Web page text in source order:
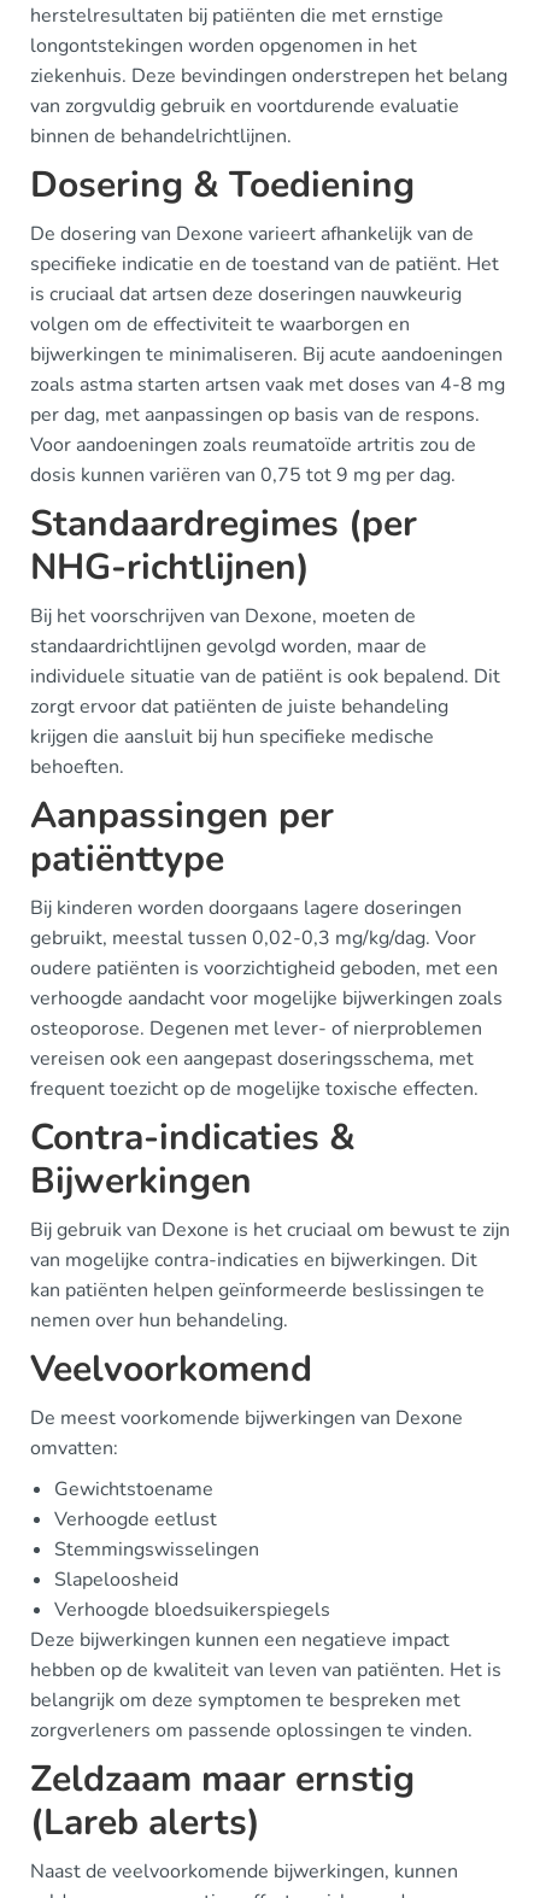
herstelresultaten bij patiënten die met ernstige
longontstekingen worden opgenomen in het
ziekenhuis. Deze bevindingen onderstrepen het belang
van zorgvuldig gebruik en voortdurende evaluatie
binnen de behandelrichtlijnen.
Dosering & Toediening
De dosering van Dexone varieert afhankelijk van de
specifieke indicatie en de toestand van de patiënt. Het
is cruciaal dat artsen deze doseringen nauwkeurig
volgen om de effectiviteit te waarborgen en
bijwerkingen te minimaliseren. Bij acute aandoeningen
zoals astma starten artsen vaak met doses van 4-8 mg
per dag, met aanpassingen op basis van de respons.
Voor aandoeningen zoals reumatoïde artritis zou de
dosis kunnen variëren van 0,75 tot 9 mg per dag.
Standaardregimes (per
NHG-richtlijnen)
Bij het voorschrijven van Dexone, moeten de
standaardrichtlijnen gevolgd worden, maar de
individuele situatie van de patiënt is ook bepalend. Dit
zorgt ervoor dat patiënten de juiste behandeling
krijgen die aansluit bij hun specifieke medische
behoeften.
Aanpassingen per
patiënttype
Bij kinderen worden doorgaans lagere doseringen
gebruikt, meestal tussen 0,02-0,3 mg/kg/dag. Voor
oudere patiënten is voorzichtigheid geboden, met een
verhoogde aandacht voor mogelijke bijwerkingen zoals
osteoporose. Degenen met lever- of nierproblemen
vereisen ook een aangepast doseringsschema, met
frequent toezicht op de mogelijke toxische effecten.
Contra-indicaties &
Bijwerkingen
Bij gebruik van Dexone is het cruciaal om bewust te zijn
van mogelijke contra-indicaties en bijwerkingen. Dit
kan patiënten helpen geïnformeerde beslissingen te
nemen over hun behandeling.
Veelvoorkomend
De meest voorkomende bijwerkingen van Dexone
omvatten:
Gewichtstoename
Verhoogde eetlust
Stemmingswisselingen
Slapeloosheid
Verhoogde bloedsuikerspiegels
Deze bijwerkingen kunnen een negatieve impact
hebben op de kwaliteit van leven van patiënten. Het is
belangrijk om deze symptomen te bespreken met
zorgverleners om passende oplossingen te vinden.
Zeldzaam maar ernstig
(Lareb alerts)
Naast de veelvoorkomende bijwerkingen, kunnen